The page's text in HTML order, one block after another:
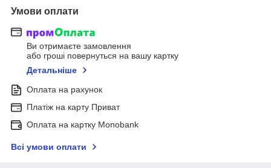
Умови оплати
Ви отримаєте замовлення
або гроші повернуться на вашу картку
Детальніше
Оплата на рахунок
Платіж на карту Приват
Оплата на картку Monobank
Всі умови оплати